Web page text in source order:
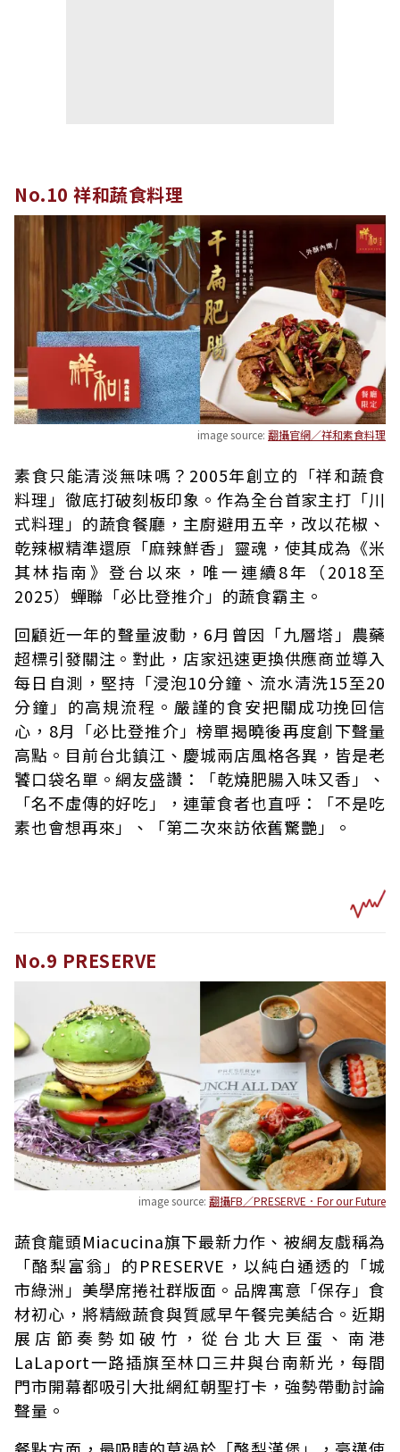
No.10 祥和蔬食料理
image source: 翻攝官網／祥和素食料理
素食只能清淡無味嗎？2005年創立的「祥和蔬食
料理」徹底打破刻板印象。作為全台首家主打「川
式料理」的蔬食餐廳，主廚避用五辛，改以花椒、
乾辣椒精準還原「麻辣鮮香」靈魂，使其成為《米
其林指南》登台以來，唯一連續8年（2018至
2025）蟬聯「必比登推介」的蔬食霸主。
回顧近一年的聲量波動，6月曾因「九層塔」農藥
超標引發關注。對此，店家迅速更換供應商並導入
每日自測，堅持「浸泡10分鐘、流水清洗15至20
分鐘」的高規流程。嚴謹的食安把關成功挽回信
心，8月「必比登推介」榜單揭曉後再度創下聲量
高點。目前台北鎮江、慶城兩店風格各異，皆是老
饕口袋名單。網友盛讚：「乾燒肥腸入味又香」、
「名不虛傳的好吃」，連葷食者也直呼：「不是吃
素也會想再來」、「第二次來訪依舊驚艷」。
No.9 PRESERVE
image source: 翻攝FB／PRESERVE．For our Future
蔬食龍頭Miacucina旗下最新力作、被網友戲稱為
「酪梨富翁」的PRESERVE，以純白通透的「城
市綠洲」美學席捲社群版面。品牌寓意「保存」食
材初心，將精緻蔬食與質感早午餐完美結合。近期
展店節奏勢如破竹，從台北大巨蛋、南港
LaLaport一路插旗至林口三井與台南新光，每間
門市開幕都吸引大批網紅朝聖打卡，強勢帶動討論
聲量。